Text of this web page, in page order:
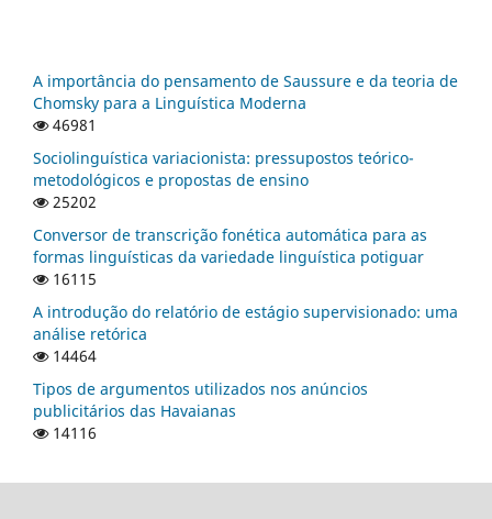
A importância do pensamento de Saussure e da teoria de
Chomsky para a Linguística Moderna
46981
Sociolinguística variacionista: pressupostos teórico-
metodológicos e propostas de ensino
25202
Conversor de transcrição fonética automática para as
formas linguísticas da variedade linguística potiguar
16115
A introdução do relatório de estágio supervisionado: uma
análise retórica
14464
Tipos de argumentos utilizados nos anúncios
publicitários das Havaianas
14116